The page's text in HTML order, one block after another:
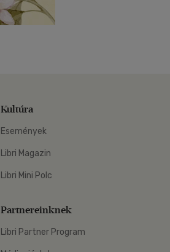
Kultúra
Események
Libri Magazin
Libri Mini Polc
Partnereinknek
Libri Partner Program